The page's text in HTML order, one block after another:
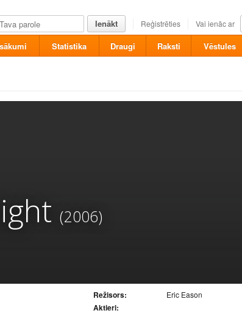
Ienākt Reģistrēties Vai ienāc ar
Statistika Draugi Raksti Vēstules
(2006)
Režisors: Eric Eason
Aktieri: